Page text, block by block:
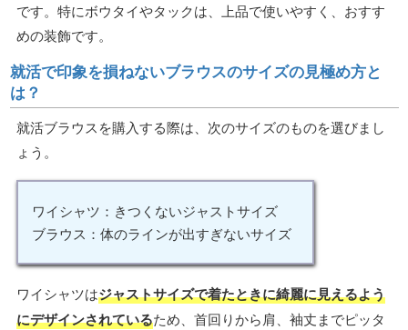
です。特にボウタイやタックは、上品で使いやすく、おすす
めの装飾です。
就活で印象を損ねないブラウスのサイズの見極め方と
は？
就活ブラウスを購入する際は、次のサイズのものを選びまし
ょう。
ワイシャツ：きつくないジャストサイズ
ブラウス：体のラインが出すぎないサイズ
ワイシャツはジャストサイズで着たときに綺麗に見えるよう
にデザインされているため、首回りから肩、袖丈までピッタ